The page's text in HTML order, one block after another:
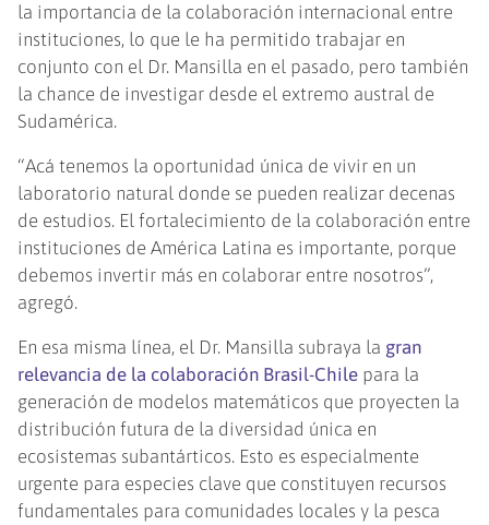
la importancia de la colaboración internacional entre
instituciones, lo que le ha permitido trabajar en
conjunto con el Dr. Mansilla en el pasado, pero también
la chance de investigar desde el extremo austral de
Sudamérica.
“Acá tenemos la oportunidad única de vivir en un
laboratorio natural donde se pueden realizar decenas
de estudios. El fortalecimiento de la colaboración entre
instituciones de América Latina es importante, porque
debemos invertir más en colaborar entre nosotros”,
agregó.
En esa misma línea, el Dr. Mansilla subraya la gran
relevancia de la colaboración Brasil-Chile para la
generación de modelos matemáticos que proyecten la
distribución futura de la diversidad única en
ecosistemas subantárticos. Esto es especialmente
urgente para especies clave que constituyen recursos
fundamentales para comunidades locales y la pesca